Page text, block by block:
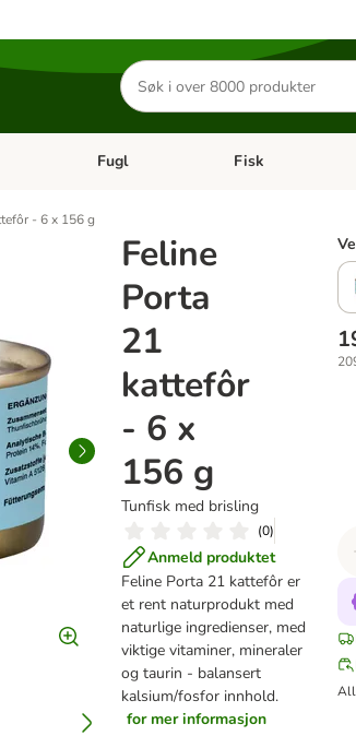
Søk
etter
produkter
Katt Åpne kategorimeny: Små kjæledyr
Fugl Åpne
Fisk
- 6 x 156 g
Feline
Porta
21
kattefôr
- 6 x
156 g
Tunfisk med brisling
(0)
Anmeld produktet
Feline Porta 21 kattefôr er
et rent naturprodukt med
naturlige ingredienser, med
viktige vitaminer, mineraler
og taurin - balansert
kalsium/fosfor innhold.
for mer informasjon